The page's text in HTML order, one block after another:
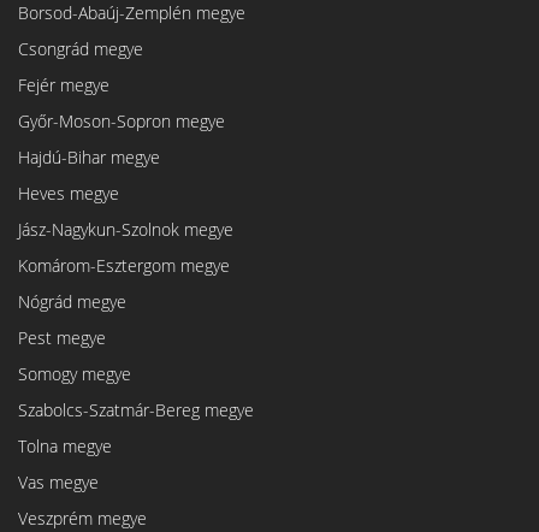
Borsod-Abaúj-Zemplén megye
Csongrád megye
Fejér megye
Győr-Moson-Sopron megye
Hajdú-Bihar megye
Heves megye
Jász-Nagykun-Szolnok megye
Komárom-Esztergom megye
Nógrád megye
Pest megye
Somogy megye
Szabolcs-Szatmár-Bereg megye
Tolna megye
Vas megye
Veszprém megye